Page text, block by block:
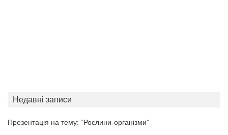
Недавні записи
Презентація на тему: “Рослини-організми”